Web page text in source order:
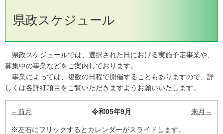
県政スケジュール
県政スケジュールでは、選択された日における実施予定事業や、
募集中の事業などをご案内しております。
事業によっては、複数の日程で開催することもありますので、詳
しくは各詳細項目をご覧いただきますようお願いいたします。
←前月 令和05年9月 来月→
※左右にフリックするとカレンダーがスライドします。